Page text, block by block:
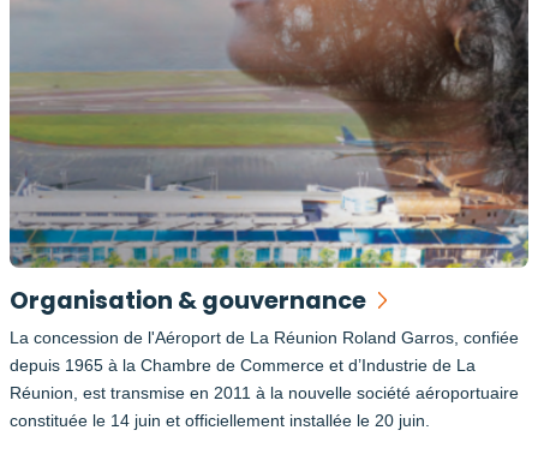
Organisation & gouvernance
La concession de l'Aéroport de La Réunion Roland Garros, confiée
depuis 1965 à la Chambre de Commerce et d’Industrie de La
Réunion, est transmise en 2011 à la nouvelle société aéroportuaire
constituée le 14 juin et officiellement installée le 20 juin.